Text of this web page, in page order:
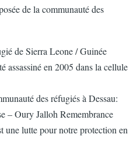
de la communauté des
de Sierra Leone / Guinée
assassiné en 2005 dans la cellule
des réfugiés à Dessau:
– Oury Jalloh Remembrance
une lutte pour notre protection en